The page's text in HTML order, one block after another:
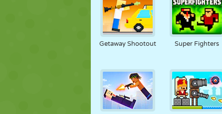
MARIONNETTES PUZZLE RÉACTION
STRATÉGIE CASCADE TANK
Getaway Shootout Super Fighters